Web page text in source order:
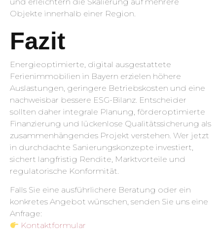
Objekte innerhalb einer Region.
Fazit
Energieoptimierte, digital ausgestattete
Ferienimmobilien in Bayern erzielen höhere
Auslastungen, geringere Betriebskosten und eine
nachweisbar bessere ESG-Bilanz. Entscheider
sollten daher integrale Planung, förderoptimierte
Finanzierung und lückenlose Qualitätssicherung als
zusammenhängendes Projekt verstehen. Wer jetzt
in durchdachte Sanierungskonzepte investiert,
sichert langfristig Rendite, Marktvorteile und
regulatorische Konformität.
Falls Sie eine ausführlichere Beratung oder ein
konkretes Angebot wünschen, senden Sie uns eine
Anfrage:
Kontaktformular